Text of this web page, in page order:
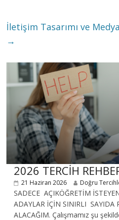
İletişim Tasarımı ve
→
2026 TERCİH
21 Haziran 2026 Doğru
SADECE AÇIKÖĞRETİM
ADAYLAR İÇİN SINIRLI SAYIDA
ALACAĞIM. Çalışmamız şu